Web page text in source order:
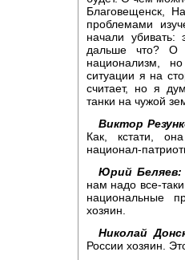
Благовещенск,
проблемами
начали убивать:
дальше что? О
национализм,
ситуации я на
считает, но я
танки на чужой
Виктор
Как, кстати,
национал-
Юрий Беляев:
нам надо все-
национальные
хозяин.
Николай
России хозяин.